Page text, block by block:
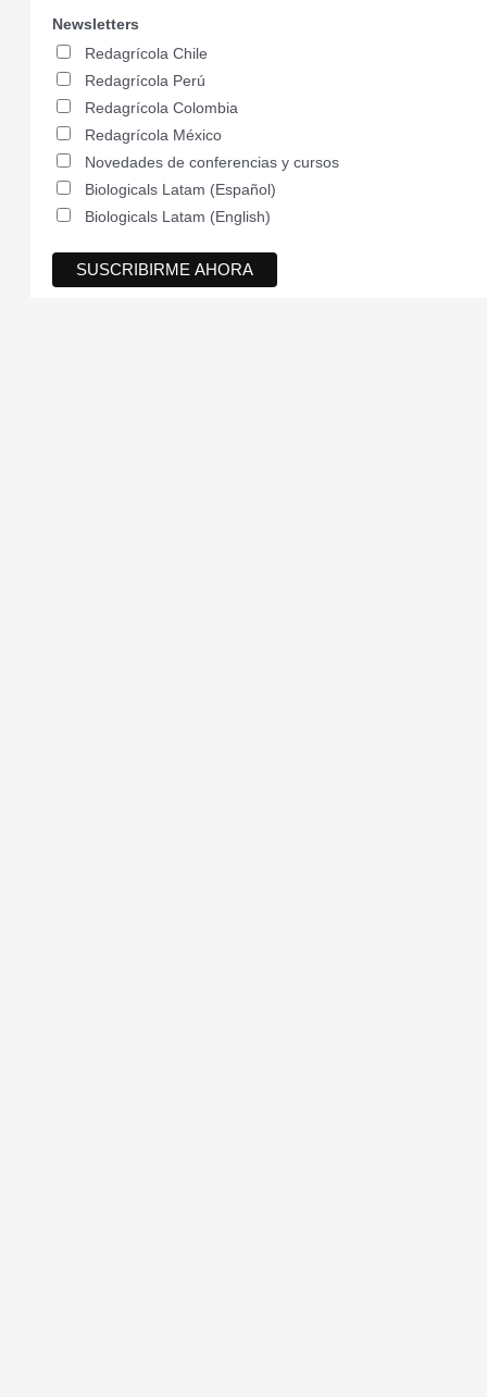
Newsletters
Redagrícola Chile
Redagrícola Perú
Redagrícola Colombia
Redagrícola México
Novedades de conferencias y cursos
Biologicals Latam (Español)
Biologicals Latam (English)